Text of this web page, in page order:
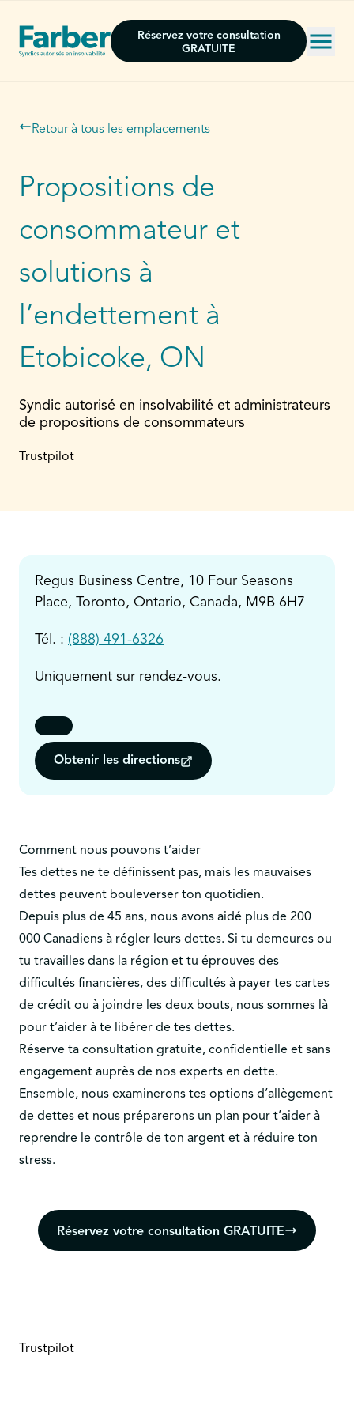
Réservez votre consultation
GRATUITE
Retour à tous les emplacements
Propositions de
consommateur et
solutions à
l’endettement à
Etobicoke, ON
Syndic autorisé en insolvabilité et administrateurs
de propositions de consommateurs
Trustpilot
Regus Business Centre, 10 Four Seasons
Place, Toronto, Ontario, Canada, M9B 6H7
Tél. : (888) 491-6326
Uniquement sur rendez-vous.
Obtenir les directions
Comment nous pouvons t’aider
Tes dettes ne te définissent pas, mais les mauvaises
dettes peuvent bouleverser ton quotidien.
Depuis plus de 45 ans, nous avons aidé plus de 200
000 Canadiens à régler leurs dettes. Si tu demeures ou
tu travailles dans la région et tu éprouves des
difficultés financières, des difficultés à payer tes cartes
de crédit ou à joindre les deux bouts, nous sommes là
pour t’aider à te libérer de tes dettes.
Réserve ta consultation gratuite, confidentielle et sans
engagement auprès de nos experts en dette.
Ensemble, nous examinerons tes options d’allègement
de dettes et nous préparerons un plan pour t’aider à
reprendre le contrôle de ton argent et à réduire ton
stress.
Réservez votre consultation GRATUITE
Trustpilot